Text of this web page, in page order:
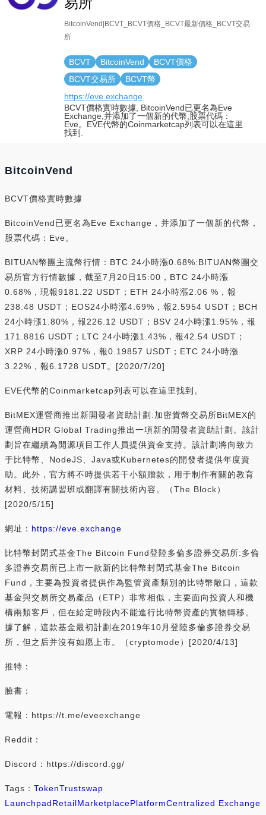
BitcoinVend|BCVT_BCVT價格_BCVT最新價格_BCVT交易
所
BCVT BitcoinVend
BCVT價格
BCVT交易所
BCVT幣
https://eve.exchange
BCVT價格實時數據, BitcoinVend已更名為Eve
Exchange,并添加了一個新的代幣,股票代碼：
Eve。EVE代幣的Coinmarketcap列表可以在這里
找到.
BitcoinVend
BCVT價格實時數據
BitcoinVend已更名為Eve Exchange，并添加了一個新的代幣，
股票代碼：Eve。
BITUAN幣團主流幣行情：BTC 24小時漲0.68%:BITUAN幣團交
易所官方行情數據，截至7月20日15:00，BTC 24小時漲
0.68%，現報9181.22 USDT；ETH 24小時漲2.06 %，報
238.48 USDT；EOS24小時漲4.69%，報2.5954 USDT；BCH
24小時漲1.80%，報226.12 USDT；BSV 24小時漲1.95%，報
171.8816 USDT；LTC 24小時漲1.43%，報42.54 USDT；
XRP 24小時漲0.97%，報0.19857 USDT；ETC 24小時漲
3.22%，報6.1728 USDT。[2020/7/20]
EVE代幣的Coinmarketcap列表可以在這里找到。
BitMEX運營商推出新開發者資助計劃:加密貨幣交易所BitMEX的
運營商HDR Global Trading推出一項新的開發者資助計劃。該計
劃旨在繼續為開源項目工作人員提供資金支持。該計劃將向致力
于比特幣、NodeJS、Java或Kubernetes的開發者提供年度資
助。此外，官方將不時提供若干小額贈款，用于制作有關的教育
材料、技術講習班或翻譯有關技術內容。（The Block）
[2020/5/15]
網址： https://eve.exchange
比特幣封閉式基金The Bitcoin Fund登陸多倫多證券交易所:多倫
多證券交易所已上市一款新的比特幣封閉式基金The Bitcoin
Fund，主要為投資者提供作為監管資產類別的比特幣敞口，這款
基金與交易所交易產品（ETP）非常相似，主要面向投資人和機
構兩類客戶，但在給定時段內不能進行比特幣資產的實物轉移。
據了解，這款基金最初計劃在2019年10月登陸多倫多證券交易
所，但之后并沒有如愿上市。（cryptomode）[2020/4/13]
推特：
臉書：
電報：https://t.me/eveexchange
Reddit：
Discord：https://discord.gg/
Tags： TokenTrustswap
LaunchpadRetailMarketplacePlatformCentralized Exchange